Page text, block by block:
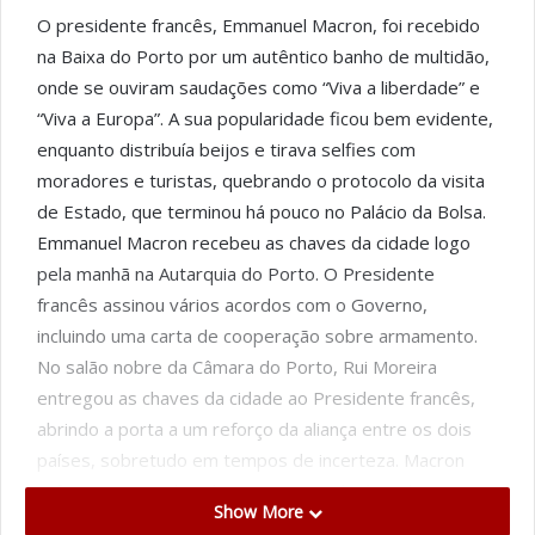
O presidente francês, Emmanuel Macron, foi recebido
na Baixa do Porto por um autêntico banho de multidão,
onde se ouviram saudações como “Viva a liberdade” e
“Viva a Europa”. A sua popularidade ficou bem evidente,
enquanto distribuía beijos e tirava selfies com
moradores e turistas, quebrando o protocolo da visita
de Estado, que terminou há pouco no Palácio da Bolsa.
Emmanuel Macron recebeu as chaves da cidade logo
pela manhã na Autarquia do Porto. O Presidente
francês assinou vários acordos com o Governo,
incluindo uma carta de cooperação sobre armamento.
No salão nobre da Câmara do Porto, Rui Moreira
entregou as chaves da cidade ao Presidente francês,
abrindo a porta a um reforço da aliança entre os dois
países, sobretudo em tempos de incerteza. Macron
referiu, ao usar da palavra, que guardará as chaves
“como símbolo de amizade” entre os dois países. “Ao
Show More